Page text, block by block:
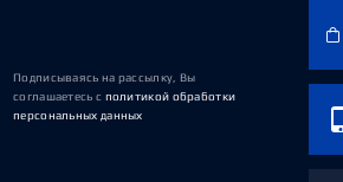
Подписываясь на рассылку, Вы
соглашаетесь с политикой обработки
персональных данных